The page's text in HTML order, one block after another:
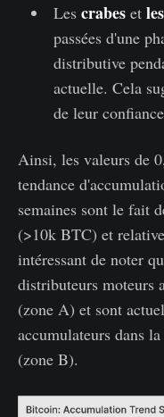
Lescrabes et
passées d'une
distributive
actuelle. Cela
de leur
Ainsi, les valeurs de
tendance
semaines sont le fait
(>10k BTC) et
intéressant de noter
distributeurs moteurs
(zone A) et sont
accumulateurs dans
(zone B).